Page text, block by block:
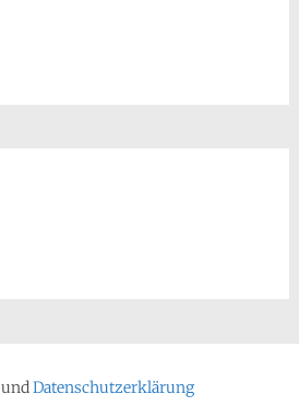
undDatenschutzerklärung